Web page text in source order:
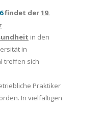
findet der19.
in den
in
treffen sich
Praktiker
In vielfältigen